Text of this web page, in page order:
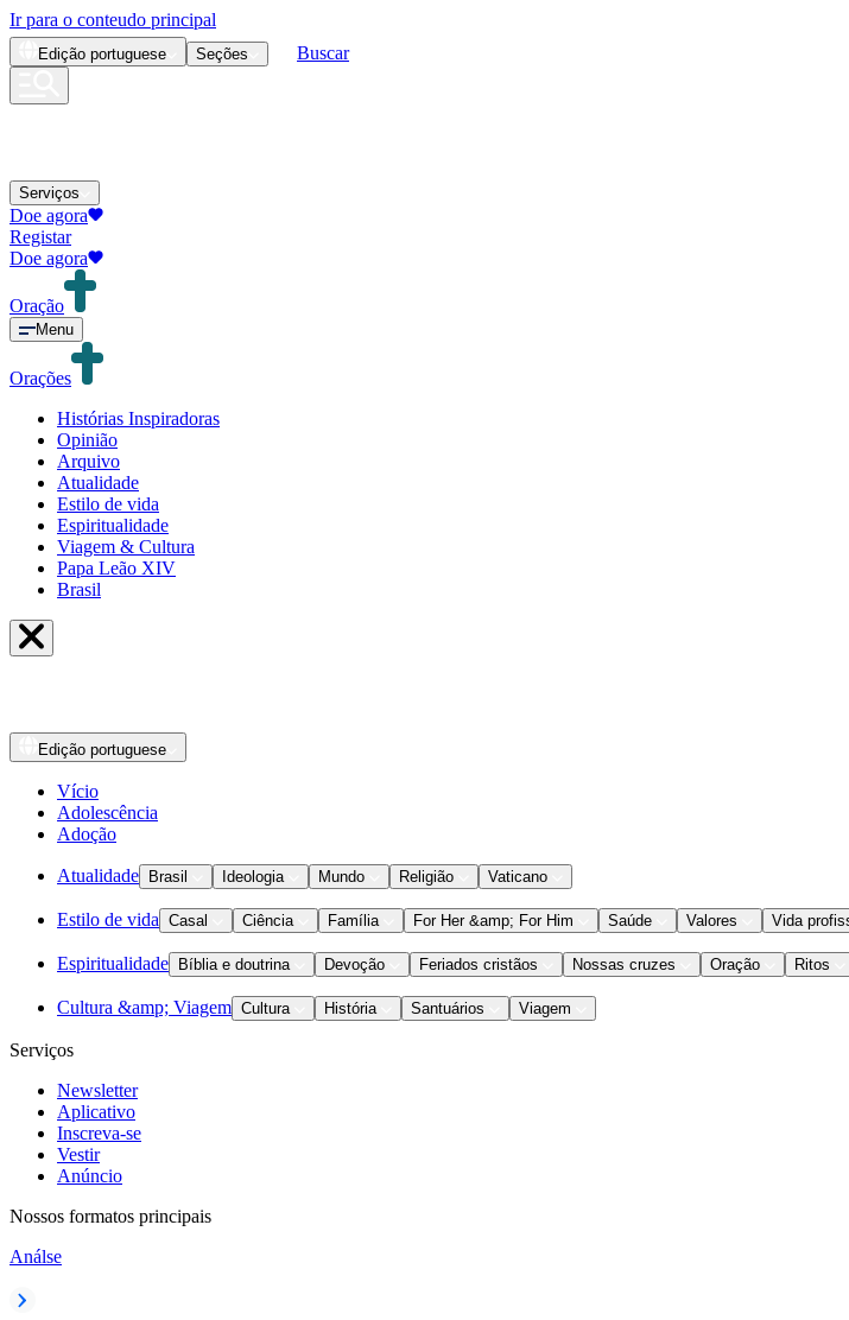
Ir para o conteudo principal
Edição portuguese Seções Buscar
Serviços
Doe agora
Registar
Doe agora
Oração
Menu
Orações
Histórias Inspiradoras
Opinião
Arquivo
Atualidade
Estilo de vida
Espiritualidade
Viagem & Cultura
Papa Leão XIV
Brasil
Edição portuguese
Vício
Adolescência
Adoção
Atualidade Brasil Ideologia Mundo Religião Vaticano
Estilo de vida Casal Ciência Família For Her &amp; For Him Saúde Valores Vida
Espiritualidade Bíblia e doutrina Devoção Feriados cristãos Nossas cruzes Oração Ritos
Cultura &amp; Viagem Cultura História Santuários Viagem
Serviços
Newsletter
Aplicativo
Inscreva-se
Vestir
Anúncio
Nossos formatos principais
Análse